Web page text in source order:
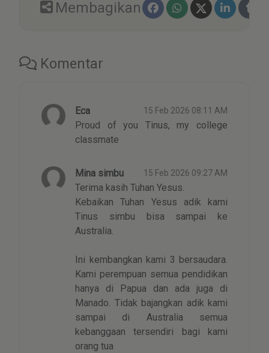
Membagikan
Komentar
Eca 15 Feb 2026 08:11 AM
Proud of you Tinus, my college
classmate
Mina simbu 15 Feb 2026 09:27 AM
Terima kasih Tuhan Yesus.
Kebaikan Tuhan Yesus adik kami
Tinus simbu bisa sampai ke
Australia.
Ini kembangkan kami 3 bersaudara.
Kami perempuan semua pendidikan
hanya di Papua dan ada juga di
Manado. Tidak bajangkan adik kami
sampai di Australia semua
kebanggaan tersendiri bagi kami
orang tua